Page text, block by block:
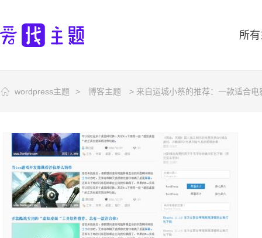
所
wordpress主题 > 博客主题 > 来自运城小蔡的推荐：一款适合